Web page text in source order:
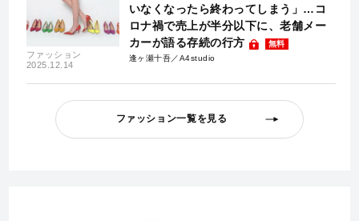
ファッション
2025.12.14
いなくなったら終わってしまう」…コ
ロナ禍で売上が半分以下に、老舗メー
カーが語る存続の行方
無料
逢ヶ瀬十吾／A4studio
ファッション一覧を見る